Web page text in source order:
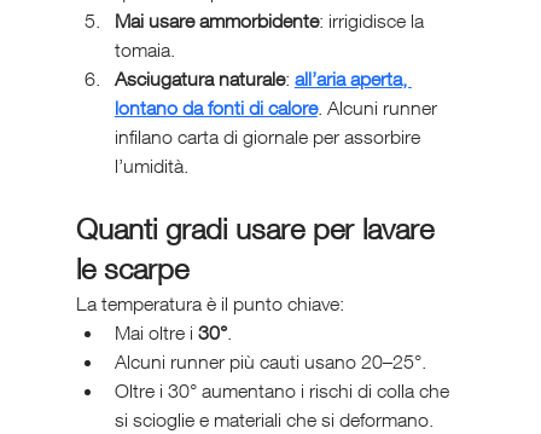
Mai usare ammorbidente: irrigidisce la
tomaia.
Asciugatura naturale: all’aria aperta,
lontano da fonti di calore. Alcuni runner
infilano carta di giornale per assorbire
l’umidità.
Quanti gradi usare per lavare
le scarpe
La temperatura è il punto chiave:
Mai oltre i 30°.
Alcuni runner più cauti usano 20–25°.
Oltre i 30° aumentano i rischi di colla che
si scioglie e materiali che si deformano.